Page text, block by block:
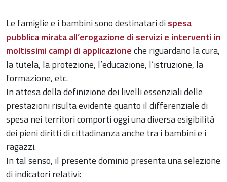
Le famiglie e i bambini sono destinatari dispesa
pubblica mirata all’erogazione di servizi e interventi in
moltissimi campi di applicazioneche riguardano la cura,
la tutela, la protezione, l’educazione, l’istruzione, la
formazione, etc.
In attesa della definizione dei livelli essenziali delle
prestazioni risulta evidente quanto il differenziale di
spesa nei territori comporti oggi una diversa esigibilità
dei pieni diritti di cittadinanza anche tra i bambini e i
ragazzi.
In tal senso, il presente dominio presenta una selezione
di indicatori relativi: